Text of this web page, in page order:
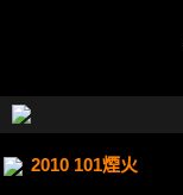
2010 101煙火